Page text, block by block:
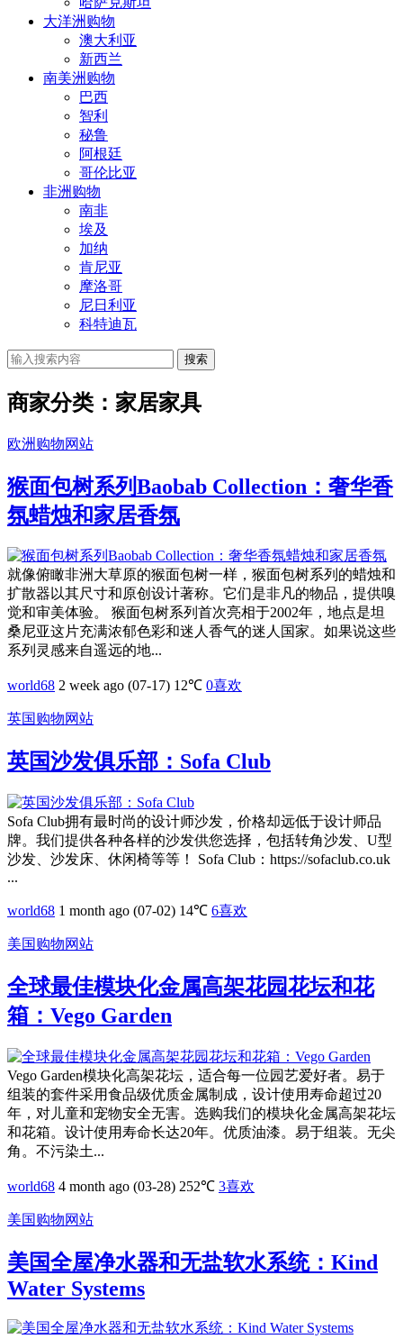
大洋洲购物
澳大利亚
新西兰
南美洲购物
巴西
智利
秘鲁
阿根廷
哥伦比亚
非洲购物
南非
埃及
加纳
肯尼亚
摩洛哥
尼日利亚
科特迪瓦
搜索
商家分类：家居家具
欧洲购物网站
猴面包树系列Baobab Collection：奢华香
氛蜡烛和家居香氛
就像俯瞰非洲大草原的猴面包树一样，猴面包树系列的蜡烛和
扩散器以其尺寸和原创设计著称。它们是非凡的物品，提供嗅
觉和审美体验。 猴面包树系列首次亮相于2002年，地点是坦
桑尼亚这片充满浓郁色彩和迷人香气的迷人国家。如果说这些
系列灵感来自遥远的地...
world68 2 week ago (07-17) 12℃ 0喜欢
英国购物网站
英国沙发俱乐部：Sofa Club
Sofa Club拥有最时尚的设计师沙发，价格却远低于设计师品
牌。我们提供各种各样的沙发供您选择，包括转角沙发、U型
沙发、沙发床、休闲椅等等！ Sofa Club：https://sofaclub.co.uk
...
world68 1 month ago (07-02) 14℃ 6喜欢
美国购物网站
全球最佳模块化金属高架花园花坛和花
箱：Vego Garden
Vego Garden模块化高架花坛，适合每一位园艺爱好者。易于
组装的套件采用食品级优质金属制成，设计使用寿命超过20
年，对儿童和宠物安全无害。选购我们的模块化金属高架花坛
和花箱。设计使用寿命长达20年。优质油漆。易于组装。无尖
角。不污染土...
world68 4 month ago (03-28) 252℃ 3喜欢
美国购物网站
美国全屋净水器和无盐软水系统：Kind
Water Systems